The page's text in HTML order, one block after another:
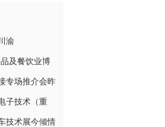
渝
及餐饮业博
专场推介会昨
子技术（重
技术展今倾情